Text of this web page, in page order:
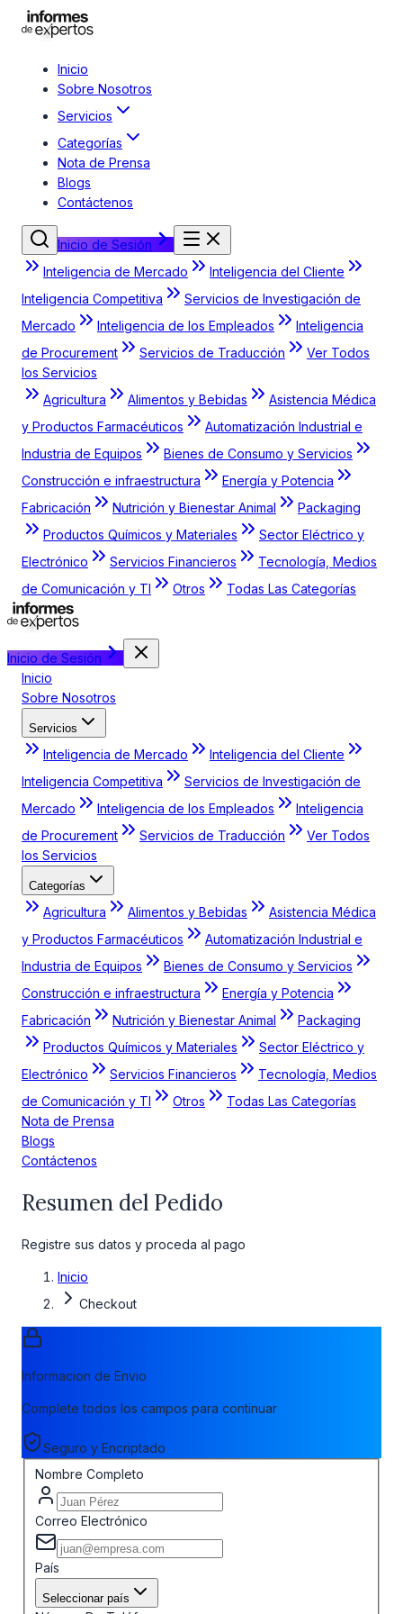
Inicio
Sobre Nosotros
Servicios
Categorías
Nota de Prensa
Blogs
Contáctenos
Inicio de Sesión
Inteligencia de Mercado
Inteligencia del Cliente
Inteligencia Competitiva
Servicios de Investigación de
Mercado
Inteligencia de los Empleados
Inteligencia
de Procurement
Servicios de Traducción
Ver Todos
los Servicios
Agricultura
Alimentos y Bebidas
Asistencia Médica
y Productos Farmacéuticos
Automatización Industrial e
Industria de Equipos
Bienes de Consumo y Servicios
Construcción e infraestructura
Energía y Potencia
Fabricación
Nutrición y Bienestar Animal
Packaging
Productos Químicos y Materiales
Sector Eléctrico y
Electrónico
Servicios Financieros
Tecnología, Medios
de Comunicación y TI
Otros Todas Las Categorías
Inicio de Sesión
Inicio
Sobre Nosotros
Servicios
Inteligencia de Mercado
Inteligencia del Cliente
Inteligencia Competitiva
Servicios de Investigación de
Mercado
Inteligencia de los Empleados
Inteligencia
de Procurement
Servicios de Traducción
Ver Todos
los Servicios
Categorías
Agricultura Alimentos y Bebidas
Asistencia Médica
y Productos Farmacéuticos
Automatización Industrial e
Industria de Equipos
Bienes de Consumo y Servicios
Construcción e infraestructura
Energía y Potencia
Fabricación
Nutrición y Bienestar Animal
Packaging
Productos Químicos y Materiales
Sector Eléctrico y
Electrónico
Servicios Financieros
Tecnología, Medios
de Comunicación y TI
Otros
Todas Las Categorías
Nota de Prensa
Blogs
Contáctenos
Resumen del Pedido
Registre sus datos y proceda al pago
Inicio
Checkout
Informacion de Envio
Complete todos los campos para continuar
Seguro y Encriptado
Nombre Completo
Correo Electrónico
País
Seleccionar país